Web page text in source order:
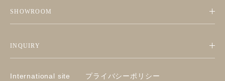
SHOWROOM
INQUIRY
International site プライバシーポリシー